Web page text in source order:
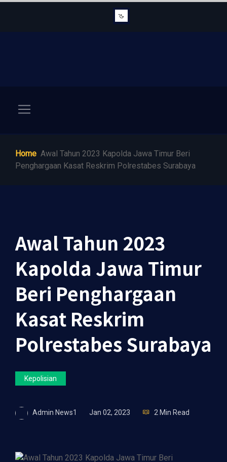
Home Awal Tahun 2023 Kapolda Jawa Timur Beri
Penghargaan Kasat Reskrim Polrestabes Surabaya
Awal Tahun 2023
Kapolda Jawa Timur
Beri Penghargaan
Kasat Reskrim
Polrestabes Surabaya
Kepolisian
Admin News1 Jan 02, 2023 2 Min Read